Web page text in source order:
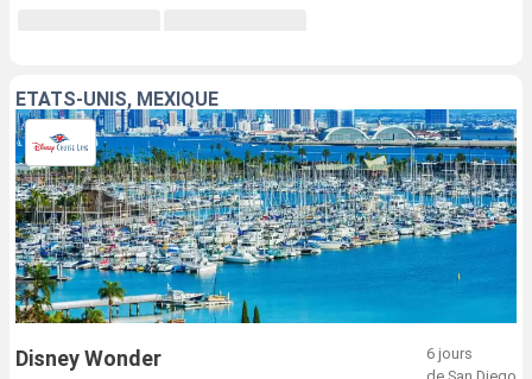
ÉTATS-UNIS, MEXIQUE
Disney Wonder
6 jours